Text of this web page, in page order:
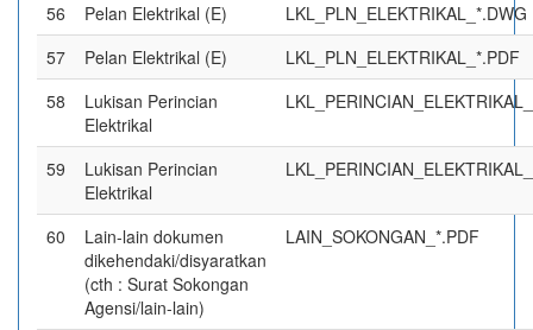
56 Pelan Elektrikal (E)
LKL_PLN_ELEKTRIKAL_*.DWG
57
Pelan Elektrikal (E)
LKL_PLN_ELEKTRIKAL_*.PDF
58
Lukisan Perincian
Elektrikal
59
Lukisan Perincian
Elektrikal
60
Lain-lain dokumen
dikehendaki/disyaratkan
(cth : Surat Sokongan
Agensi/lain-lain)
LAIN_SOKONGAN_*.PDF